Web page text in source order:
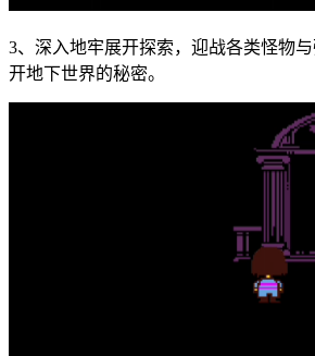
3、深入地牢展开探索，迎战各类怪物
开地下世界的秘密。